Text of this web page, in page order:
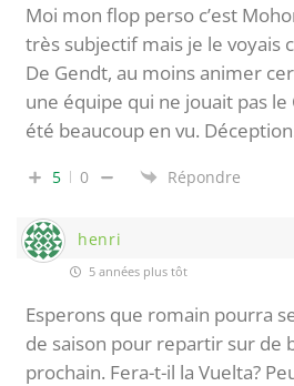
Moi mon flop perso c’est
très subjectif mais je le voyais
De Gendt, au moins animer
une équipe qui ne jouait pas le
été beaucoup en vu.
5 0 Répondre
henri
5 années plus tôt
Esperons que romain pourra
de saison pour repartir sur de
prochain. Fera-t-il la Vuelta?